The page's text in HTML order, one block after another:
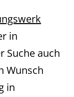
in
Suche auch
Wunsch
in